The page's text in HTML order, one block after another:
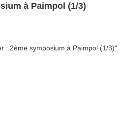
à Paimpol (1/3)